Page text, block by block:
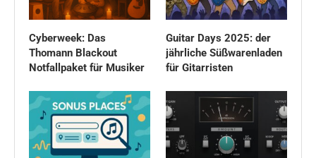
Cyberweek: Das
Thomann Blackout
Notfallpaket für Musiker
Guitar Days 2025: der
jährliche Süßwarenladen
für Gitarristen